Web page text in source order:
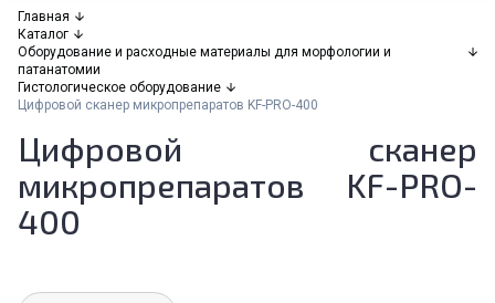
Главная
Каталог
Оборудование и расходные материалы для морфологии и
патанатомии
Гистологическое оборудование
Цифровой сканер микропрепаратов KF-PRO-400
Цифровой сканер
микропрепаратов KF-PRO-
400